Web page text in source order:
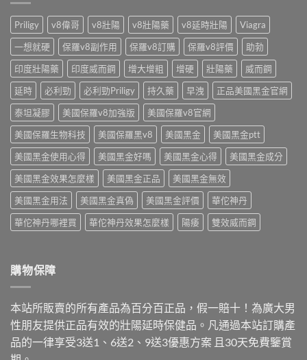
本〉
你
台
灣
怎
麼
買〉
中
教
你
依
需
求
挑〉
中
付
安
全
嗎？
藥
師
點
破
3
大
陷
阱〉
中
Priligy v8偉哥 v8壯陽 v8壯陽藥 v8延時壯陽
Viagra
一想就硬
保羅v8副作用 保羅v8訂購 保羅v8評價
助勃
印度壯陽藥
印度威而鋼 增大增粗 增硬 壯陽藥
威而鋼
延時
必利勁 必利勁Priligy 持久藥 早洩
正品美國黑金官網
泰坦凝膠
美國保羅v8加強版
美國保羅v8官網
美國保羅生物科技
美國保羅黑v8 美國黑金
美國黑金ptt
美國黑金使用心得
美國黑金好嗎 美國黑金心得
美國黑金成分
美國黑金效果怎麼樣
美國黑金正品
美國黑金無效
美國黑金用法
美國黑金真偽 美國黑金評價
華佗神丹
華佗神丹哪裡買
華佗神丹效果怎麼樣 陽痿 雙效威而鋼
購物保障
本站所販賣的所有產品為百分百正品，假一賠十！為廣大男
性朋友提供正品有效的壯陽延時保健品。凡通過本站訂購產
品的一律享受3送1、6送2、9送3優惠方案 且30天免費鑒賞